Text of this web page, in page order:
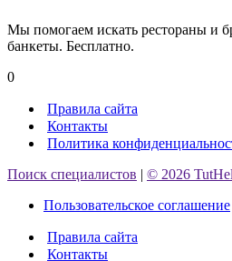
Мы помогаем искать рестораны и
банкеты. Бесплатно.
0
Правила сайта
Контакты
Политика
Поиск специалистов | © 2026
Пользовательское соглашение
Правила сайта
Контакты